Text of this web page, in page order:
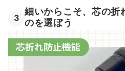
3
細いからこそ、芯の折
のを選ぼう